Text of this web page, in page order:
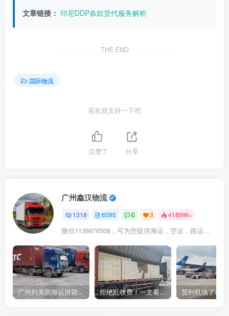
文章链接： 印尼DDP条款货代服务解析
THE END
国际物流
喜欢就支持一下吧
点赞7 分享
广州鑫汉物流
1318 6595 0 3 4189W+
微信1139976508，可为您提供海运，空运，路运，铁路运输
广州到美国海运拼箱多少钱？2024年最新运费构成+隐藏费用避坑指南 拒绝乱收费！一文看懂中国货代计费套路，教你避开所有隐形坑